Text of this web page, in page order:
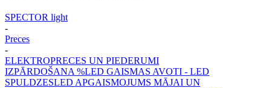
SPECTOR light
-
Preces
-
ELEKTROPRECES UN PIEDERUMI
IZPĀRDOŠANA %LED GAISMAS AVOTI - LED
SPULDZESLED APGAISMOJUMS MĀJAI UN